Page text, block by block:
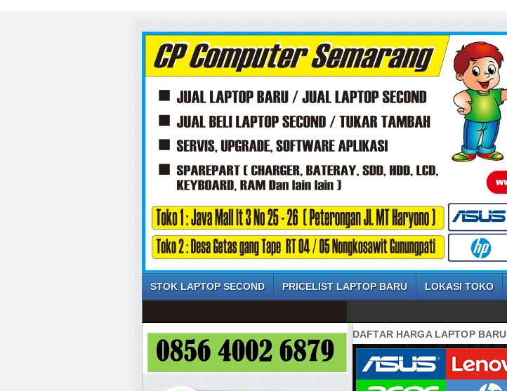
STOK LAPTOP SECOND PRICELIST LAPTOP BARU LOKASI TOKO
DAFTAR HARGA LAPTOP BARU